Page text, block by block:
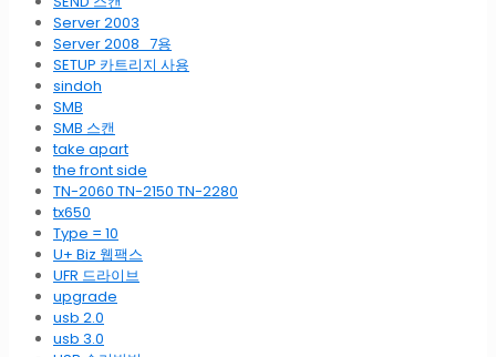
Server 2003
Server 2008_7용
SETUP 카트리지 사용
sindoh
SMB
SMB 스캔
take apart
the front side
TN-2060 TN-2150 TN-2280
tx650
Type = 10
U+ Biz 웹팩스
UFR 드라이브
upgrade
usb 2.0
usb 3.0